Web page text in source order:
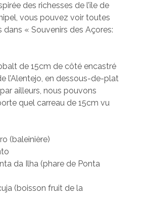
des richesses de l’île de
vous pouvez voir toutes
dans « Souvenirs des Açores:
de 15cm de côté encastré
l’Alentejo, en dessous-de-plat
ailleurs, nous pouvons
quel carreau de 15cm vu
(baleinière)
da Ilha (phare de Ponta
(boisson fruit de la